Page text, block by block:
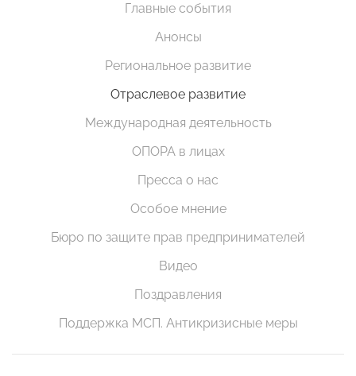
Главные события
Анонсы
Региональное развитие
Отраслевое развитие
Международная деятельность
ОПОРА в лицах
Пресса о нас
Особое мнение
Бюро по защите прав предпринимателей
Видео
Поздравления
Поддержка МСП. Антикризисные меры